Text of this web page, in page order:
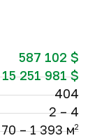
587 102 $
15 251 981 $
404
2 – 4
70 – 1 393 м2